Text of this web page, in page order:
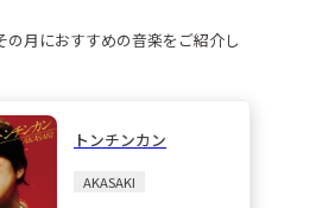
の月におすすめの音楽を ご紹介し
トンチンカン
AKASAKI